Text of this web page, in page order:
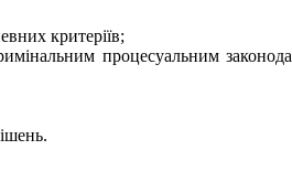
критеріїв;
процесуальним